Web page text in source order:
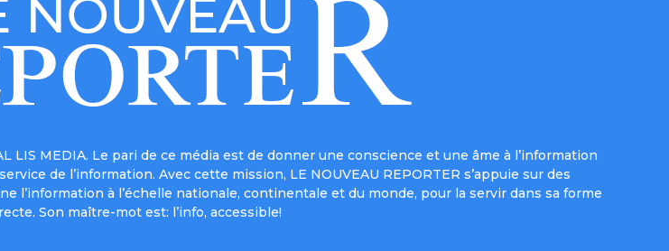
LIS MEDIA. Le pari de ce média est de donner une conscience et une âme à l’information
de l’information. Avec cette mission, LE NOUVEAU REPORTER s’appuie sur des
l’information à l’échelle nationale, continentale et du monde, pour la servir dans sa forme
Son maître-mot est: l’info, accessible!